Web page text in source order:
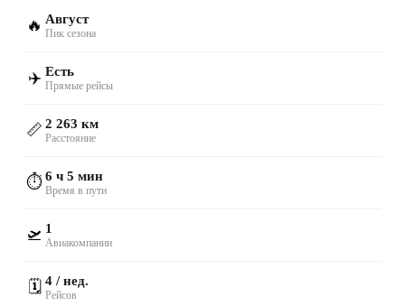
🔥 Август
Пик сезона
✈️ Есть
Прямые рейсы
📏 2 263 км
Расстояние
⏱️6 ч 5 мин
Время в пути
🛫 1
Авиакомпании
🗓️ 4 / нед.
Рейсов